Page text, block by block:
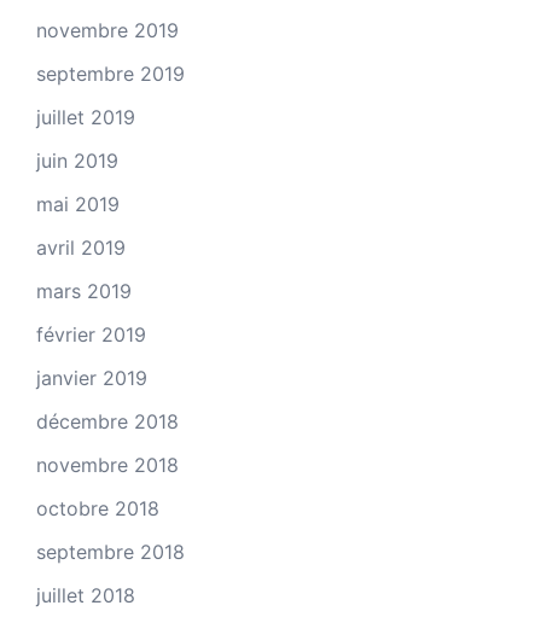
novembre 2019
septembre 2019
juillet 2019
juin 2019
mai 2019
avril 2019
mars 2019
février 2019
janvier 2019
décembre 2018
novembre 2018
octobre 2018
septembre 2018
juillet 2018